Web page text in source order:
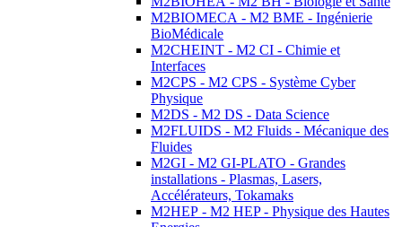
M2BIOMECA - M2 BME - Ingénierie
BioMédicale
M2CHEINT - M2 CI - Chimie et
Interfaces
M2CPS - M2 CPS - Système Cyber
Physique
M2DS - M2 DS - Data Science
M2FLUIDS - M2 Fluids - Mécanique des
Fluides
M2GI - M2 GI-PLATO - Grandes
installations - Plasmas, Lasers,
Accélérateurs, Tokamaks
M2HEP - M2 HEP - Physique des Hautes